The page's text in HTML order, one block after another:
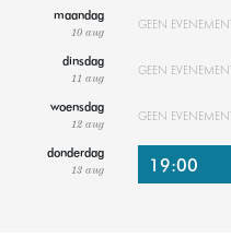
maandag
10 aug
GEEN EVENEMENT
dinsdag
11 aug
GEEN EVENEMENT
woensdag
12 aug
GEEN EVENEMENT
donderdag
13 aug 19:00